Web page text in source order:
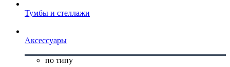
Тумбы и стеллажи
Аксессуары
по типу